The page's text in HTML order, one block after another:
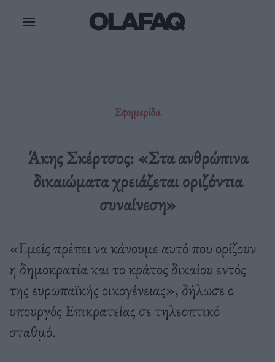
Εφημερίδα
Άκης Σκέρτσος: «Στα ανθρώπινα
δικαιώματα χρειάζεται οριζόντια
συναίνεση»
«Εμείς πρέπει να κάνουμε αυτό που ορίζουν
η δημοκρατία και το κράτος δικαίου εντός
της ευρωπαϊκής οικογένειας», δήλωσε ο
υπουργός Επικρατείας σε τηλεοπτικό
σταθμό.